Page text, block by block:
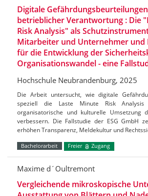
Digitale
betrieblicher Verantwortung : Die
Risk Analysis" als
Mitarbeiter und Unternehmer und
für die Entwicklung der
Organisationswandel - eine
Hochschule Neubrandenburg, 2025
Die Arbeit untersucht, wie digitale
speziell die Laste Minute Risk
organisatorische und kulturelle Umsetzung
verbessern. Die Fallstudie der ESG GmbH
erhöhen Transparenz, Meldekultur und
Bachelorarbeit Freier Zugang
Maxime d´Oultremont
Vergleichende mikroskopische